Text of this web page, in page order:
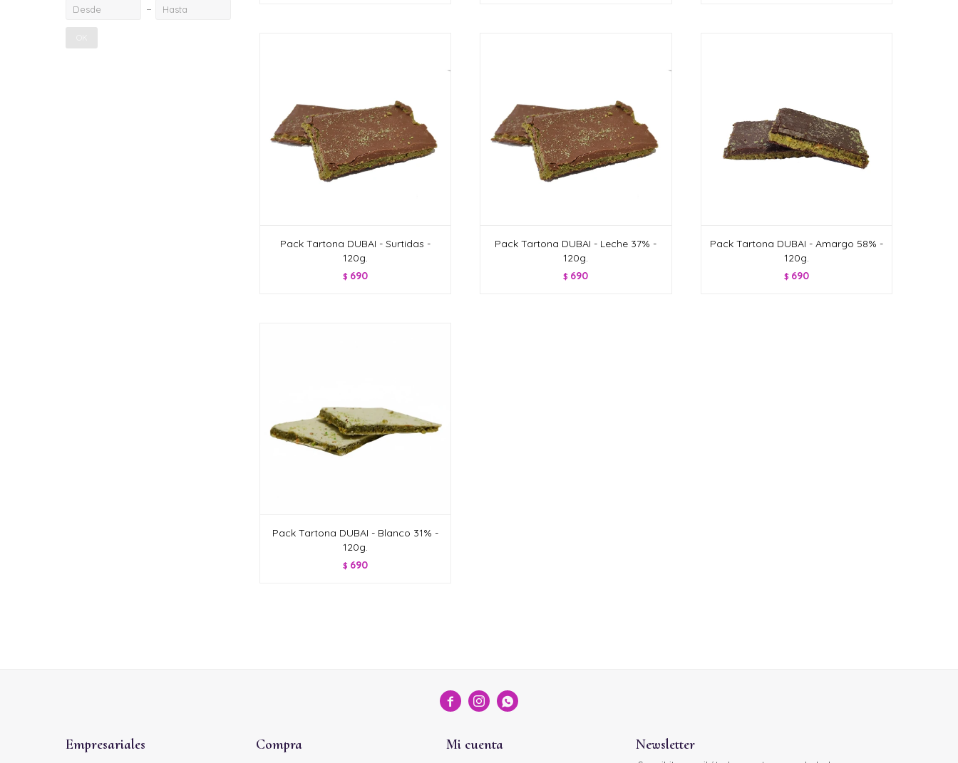
Pack Tartona DUBAI - Surtidas -
120g.
$ 690
Pack Tartona DUBAI - Leche 37% -
120g.
$ 690
Pack Tartona DUBAI - Amargo 58% -
120g.
$ 690
Pack Tartona DUBAI - Blanco 31% -
120g.
$ 690
  
Empresariales Compra Mi cuenta Newsletter